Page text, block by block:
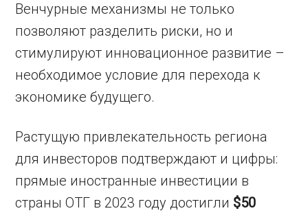
Венчурные механизмы не только
позволяют разделить риски, но и
стимулируют инновационное развитие –
необходимое условие для перехода к
экономике будущего.
Растущую привлекательность региона
для инвесторов подтверждают и цифры:
прямые иностранные инвестиции в
страны ОТГ в 2023 году достигли $50